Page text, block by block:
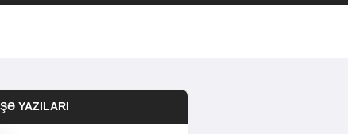
YAZILARI